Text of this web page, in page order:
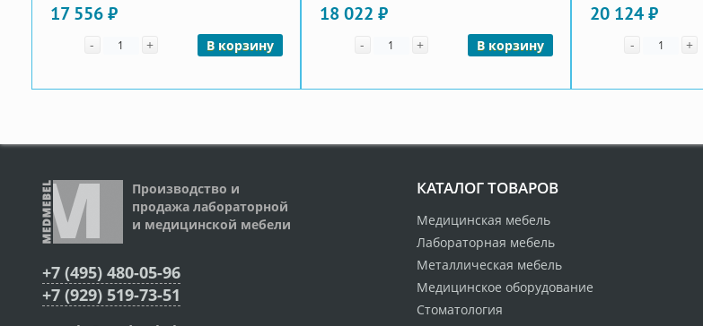
17 556 ₽
- Количество
+ В корзину
18 022 ₽
- Количество
+ В корзину
20 124 ₽
- Количество
+
Производство и
продажа лабораторной
и медицинской мебели
+7 (495) 480-05-96
+7 (929) 519-73-51
КАТАЛОГ ТОВАРОВ
Медицинская мебель
Лабораторная мебель
Металлическая мебель
Медицинское оборудование
Стоматология